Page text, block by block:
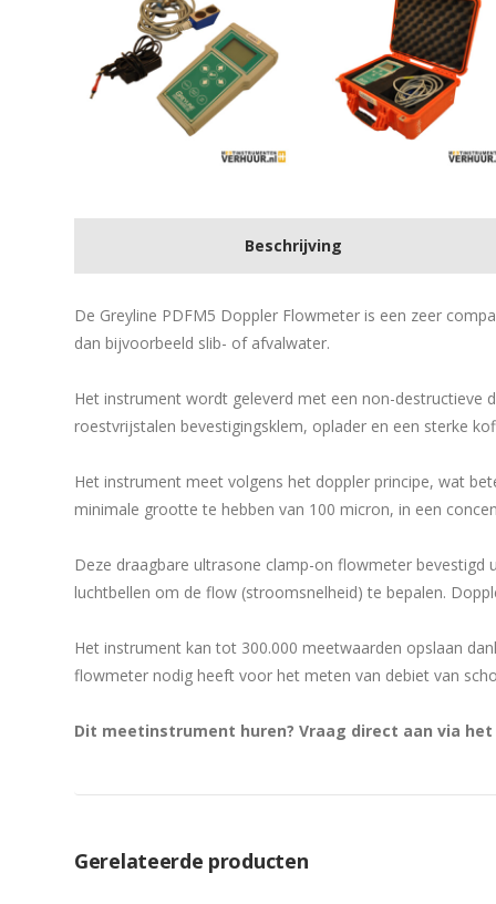
Beschrijving
De Greyline PDFM5 Doppler Flowmeter is een zeer
dan bijvoorbeeld slib- of afvalwater.
Het instrument wordt geleverd met een non-destructieve
roestvrijstalen bevestigingsklem, oplader en een sterke
Het instrument meet volgens het doppler principe, wat
minimale grootte te hebben van 100 micron, in een
Deze draagbare ultrasone clamp-on flowmeter bevestigd
luchtbellen om de flow (stroomsnelheid) te bepalen.
Het instrument kan tot 300.000 meetwaarden opslaan
flowmeter nodig heeft voor het meten van debiet van
Dit meetinstrument huren? Vraag direct aan via
Gerelateerde producten